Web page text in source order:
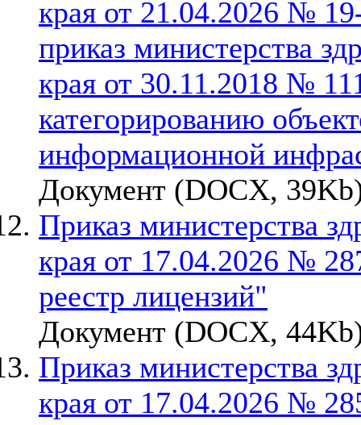
края от 21.04.2026 №
приказ министерства
края от 30.11.2018 №
категорированию
информационной
Документ (DOCX,
Приказ министерства
края от 17.04.2026 №
реестр лицензий"
Документ (DOCX,
Приказ министерства
края от 17.04.2026 №